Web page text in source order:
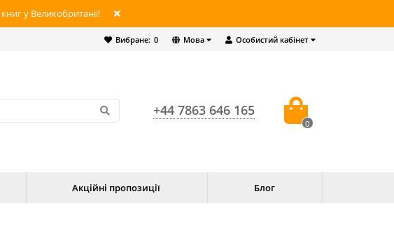
у Великобританії!
Особистий кабінет
Мова
Вибране: 0
+44 7863 646 165
0
Акційні пропозиції Блог